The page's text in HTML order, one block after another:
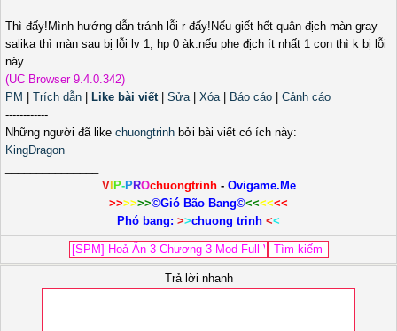
Thì đấy!Mình hướng dẫn tránh lỗi r đấy!Nếu giết hết quân địch màn gray
salika thì màn sau bị lỗi lv 1, hp 0 àk.nếu phe địch ít nhất 1 con thì k bị lỗi
này.
(UC Browser 9.4.0.342)
PM
Trích dẫn Like bài viết| Sửa| Xóa| Báo cáo
Cảnh cáo
------------
Những người đã like chuongtrinh bởi bài viết có ích này:
KingDragon
VI P-PROchuongtrinh- Ovigame.Me
>>>>>>©Gió Bão Bang©<<<<<<
Phó bang: >>chuong trinh <<
Trả lời nhanh